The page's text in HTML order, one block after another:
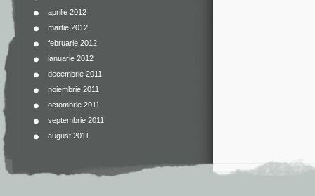
aprilie 2012
martie 2012
februarie 2012
ianuarie 2012
decembrie 2011
noiembrie 2011
octombrie 2011
septembrie 2011
august 2011